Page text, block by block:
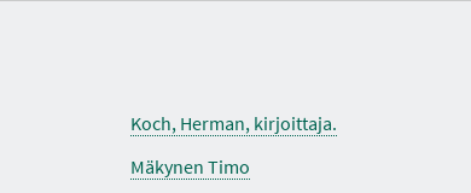
Koch, Herman, kirjoittaja.
Mäkynen Timo